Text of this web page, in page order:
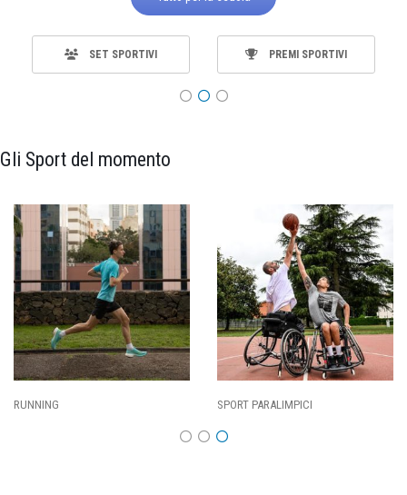
SET SPORTIVI PREMI SPORTIVI
Gli Sport del momento
SPORT PARALIMPICI